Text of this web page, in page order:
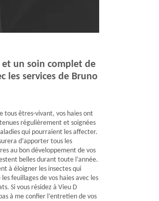
un soin complet de
les services de Bruno
tous êtres-vivant, vos haies ont
régulièrement et soignées
qui pourraient les affecter.
d’apporter tous les
au bon développement de vos
belles durant toute l’année.
à éloigner les insectes qui
feuillages de vos haies avec les
Si vous résidez à Vieu D
à me confier l’entretien de vos